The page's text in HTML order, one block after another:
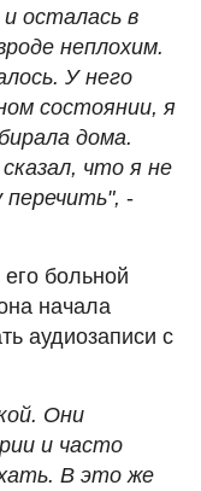
осталась в
неплохим.
У него
состоянии, я
дома.
что я не
-
больной
начала
аудиозаписи с
Они
и часто
В это же